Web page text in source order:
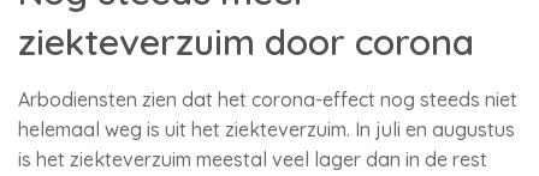
ziekteverzuim door corona
Arbodiensten zien dat het corona-effect nog steeds niet
helemaal weg is uit het ziekteverzuim. In juli en augustus
is het ziekteverzuim meestal veel lager dan in de rest